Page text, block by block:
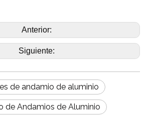
Anterior:
Siguiente:
de andamio de aluminio
de Andamios de Aluminio